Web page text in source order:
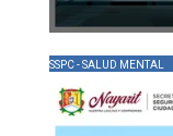
SSPC - SALUD MENTAL